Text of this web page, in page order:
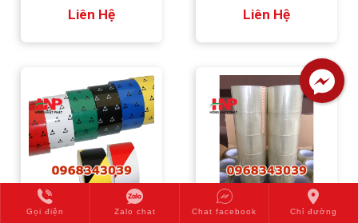
2cm
Liên Hệ
1cm
Liên Hệ
Gọi điện Zalo chat Chat facebook Chỉ đường